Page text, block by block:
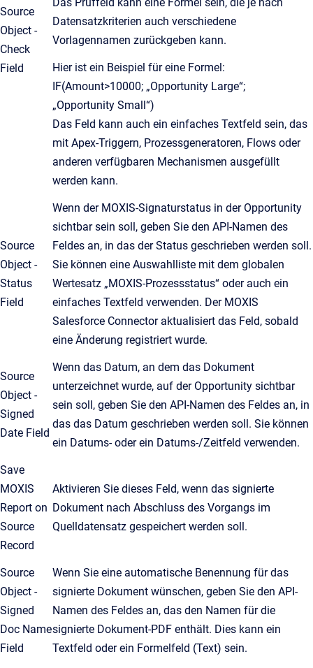
Source
Object -
Check
Field
Das Prüffeld kann eine Formel sein, die je nach
Datensatzkriterien auch verschiedene
Vorlagennamen zurückgeben kann.
Hier ist ein Beispiel für eine Formel:
IF(Amount>10000; „Opportunity Large“;
„Opportunity Small“)
Das Feld kann auch ein einfaches Textfeld sein, das
mit Apex-Triggern, Prozessgeneratoren, Flows oder
anderen verfügbaren Mechanismen ausgefüllt
werden kann.
Source
Object -
Status
Field
Wenn der MOXIS-Signaturstatus in der Opportunity
sichtbar sein soll, geben Sie den API-Namen des
Feldes an, in das der Status geschrieben werden soll.
Sie können eine Auswahlliste mit dem globalen
Wertesatz „MOXIS-Prozessstatus“ oder auch ein
einfaches Textfeld verwenden. Der MOXIS
Salesforce Connector aktualisiert das Feld, sobald
eine Änderung registriert wurde.
Source
Object -
Signed
Date Field
Wenn das Datum, an dem das Dokument
unterzeichnet wurde, auf der Opportunity sichtbar
sein soll, geben Sie den API-Namen des Feldes an, in
das das Datum geschrieben werden soll. Sie können
ein Datums- oder ein Datums-/Zeitfeld verwenden.
Save
MOXIS
Report on
Source
Record
Aktivieren Sie dieses Feld, wenn das signierte
Dokument nach Abschluss des Vorgangs im
Quelldatensatz gespeichert werden soll.
Source
Object -
Signed
Doc Name
Field
Wenn Sie eine automatische Benennung für das
signierte Dokument wünschen, geben Sie den API-
Namen des Feldes an, das den Namen für die
signierte Dokument-PDF enthält. Dies kann ein
Textfeld oder ein Formelfeld (Text) sein.